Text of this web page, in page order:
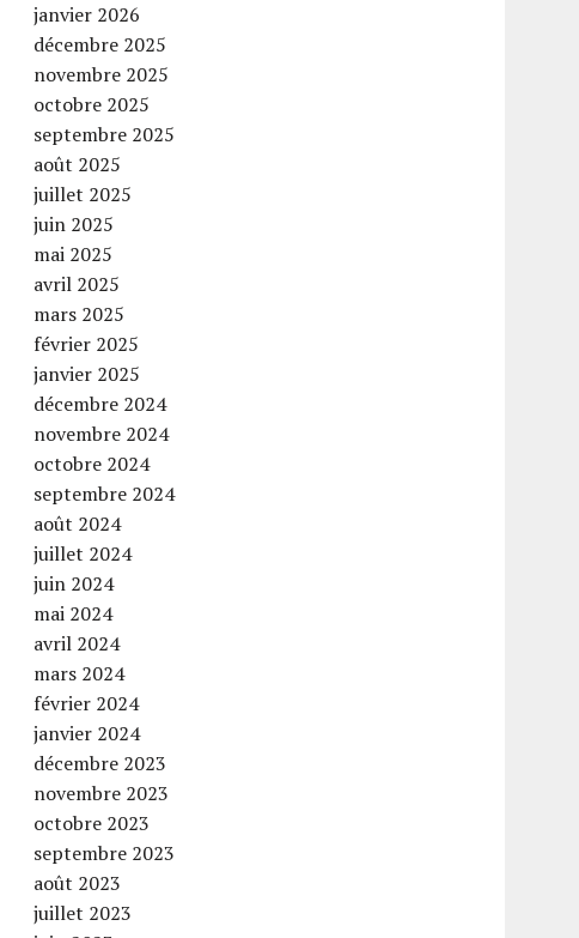
janvier 2026
décembre 2025
novembre 2025
octobre 2025
septembre 2025
août 2025
juillet 2025
juin 2025
mai 2025
avril 2025
mars 2025
février 2025
janvier 2025
décembre 2024
novembre 2024
octobre 2024
septembre 2024
août 2024
juillet 2024
juin 2024
mai 2024
avril 2024
mars 2024
février 2024
janvier 2024
décembre 2023
novembre 2023
octobre 2023
septembre 2023
août 2023
juillet 2023